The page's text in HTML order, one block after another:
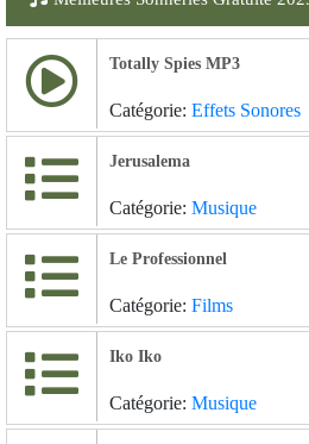
Totally Spies MP3
Catégorie: Effets Sonores
Jerusalema
Catégorie: Musique
Le Professionnel
Catégorie: Films
Iko Iko
Catégorie: Musique